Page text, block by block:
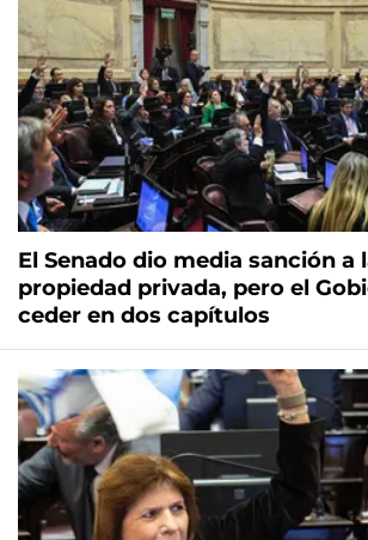
El Senado dio media sanción a
propiedad privada, pero el
ceder en dos capítulos